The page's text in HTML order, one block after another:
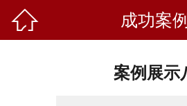
 成功案例
案例展示